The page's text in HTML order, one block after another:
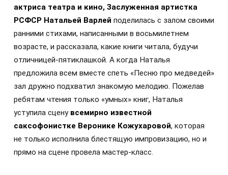
актриса театра и кино, Заслуженная артистка
РСФСР Натальей Варлей поделилась с залом своими
ранними стихами, написанными в восьмилетнем
возрасте, и рассказала, какие книги читала, будучи
отличницей-пятиклашкой. А когда Наталья
предложила всем вместе спеть «Песню про медведей»
зал дружно подхватил знакомую мелодию. Пожелав
ребятам чтения только «умных» книг, Наталья
уступила сцену всемирно известной
саксофонистке Веронике Кожухаровой, которая
не только исполнила блестящую импровизацию, но и
прямо на сцене провела мастер-класс.